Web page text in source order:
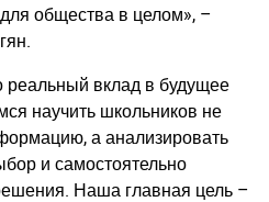
общества в целом», –
реальный вклад в будущее
научить школьников не
а анализировать
и самостоятельно
Наша главная цель –